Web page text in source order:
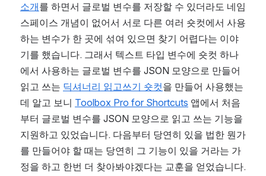
소개를 하면서 글로벌 변수를 저장할 수 있더라도 네임
스페이스 개념이 없어서 서로 다른 여러 숏컷에서 사용
하는 변수가 한 곳에 섞여 있으면 찾기 어렵다는 이야
기를 했습니다. 그래서 텍스트 타입 변수에 숏컷 하나
에서 사용하는 글로벌 변수를 JSON 모양으로 만들어
읽고 쓰는 딕셔너리 읽고쓰기 숏컷을 만들어 사용했는
데 알고 보니 Toolbox Pro for Shortcuts 앱에서 처음
부터 글로벌 변수를 JSON 모양으로 읽고 쓰는 기능을
지원하고 있었습니다. 다음부터 당연히 있을 법한 뭔가
를 만들어야 할 때는 당연히 그 기능이 있을 거라는 가
정을 하고 한번 더 찾아봐야겠다는 교훈을 얻었습니다.